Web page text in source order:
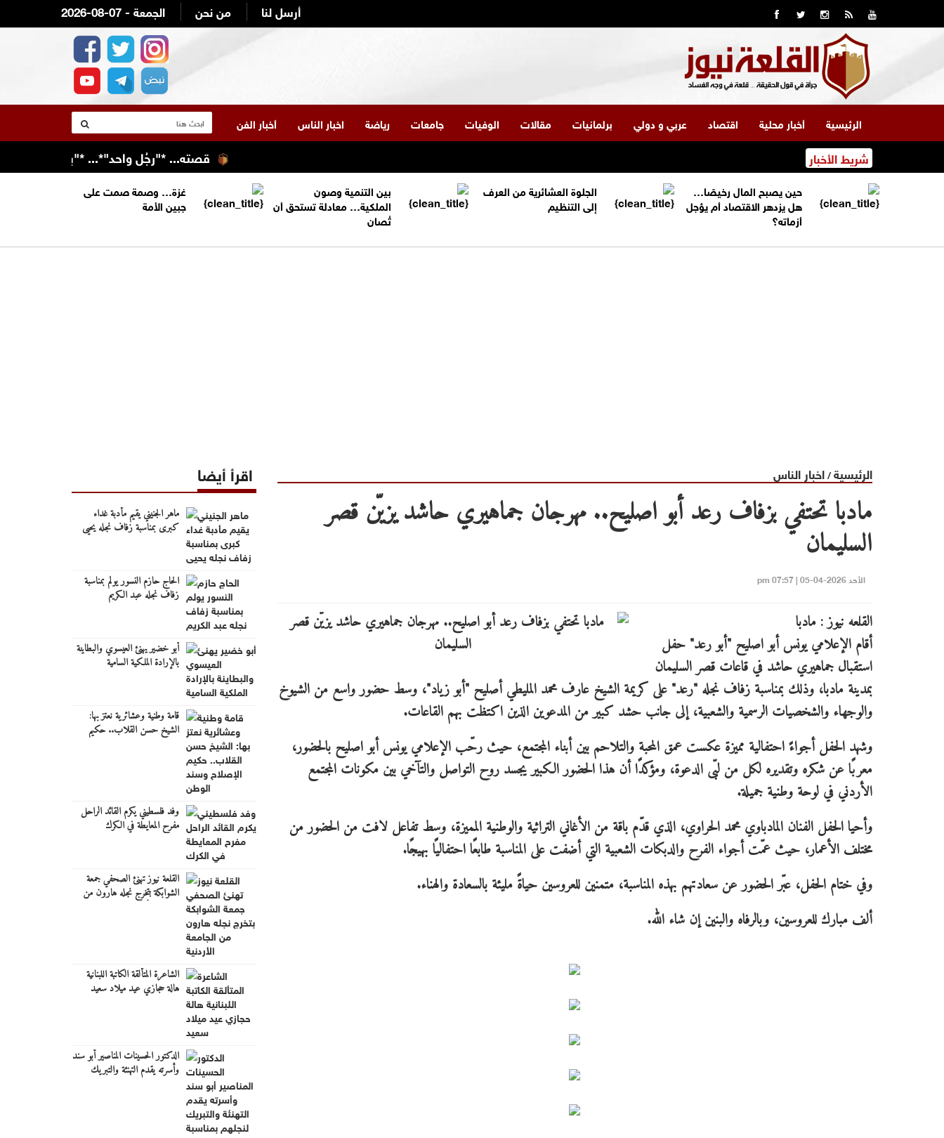
2026-08-07 - الجمعة من نحن أرسل لنا
الرئيسية أخبار محلية اقتصاد عربي و دولي برلمانيات مقالات الوفيات جامعات رياضة اخبار الناس أخبار الفن
شريط الأخبار قصته... *"رجُل واحد"*... *"بنى منظومة
حين يصبح المال رخيصًا…
هل يزدهر الاقتصاد أم يؤجل
أزماته؟
الجلوة العشائرية من العرف
إلى التنظيم
بين التنمية وصون
الملكية… معادلة تستحق أن
تُصان
غزة… وصمة صمت على
جبين الأمة
الرئيسية/اخبار الناس
مادبا تحتفي بزفاف رعد أبو اصليح.. مهرجان جماهيري حاشد يزيّن قصر
السليمان
الأحد 2026-04-05 | 07:57 pm
القلعه نيوز : مادبا
أقام الإعلامي يونس أبو اصليح "أبو رعد" حفل
استقبال جماهيري حاشد في قاعات قصر السليمان
بمدينة مادبا، وذلك بمناسبة زفاف نجله "رعد" على كريمة الشيخ عارف محمد المليطي أصليح "أبو زياد"، وسط حضور واسع من الشيوخ
والوجهاء والشخصيات الرسمية والشعبية، إلى جانب حشد كبير من المدعوين الذين اكتظت بهم القاعات.
وشهد الحفل أجواءً احتفالية مميزة عكست عمق المحبة والتلاحم بين أبناء المجتمع، حيث رحّب الإعلامي يونس أبو اصليح بالحضور،
معربًا عن شكره وتقديره لكل من لبّى الدعوة، ومؤكدًا أن هذا الحضور الكبير يجسد روح التواصل والتآخي بين مكونات المجتمع
الأردني في لوحة وطنية جميلة.
وأحيا الحفل الفنان المادباوي محمد الحراوي، الذي قدّم باقة من الأغاني التراثية والوطنية المميزة، وسط تفاعل لافت من الحضور من
مختلف الأعمار، حيث عمّت أجواء الفرح والدبكات الشعبية التي أضفت على المناسبة طابعًا احتفاليًا بهيجًا.
وفي ختام الحفل، عبّر الحضور عن سعادتهم بهذه المناسبة، متمنين للعروسين حياةً مليئة بالسعادة والهناء.
ألف مبارك للعروسين، وبالرفاه والبنين إن شاء الله.
اقرأ أيضا
ماهر الجنيني يقيم مأدبة غداء
كبرى بمناسبة زفاف نجله يحيى
الحاج حازم النسور يولم بمناسبة
زفاف نجله عبد الكريم
أبو خضير يهنئ العيسوي والبطاينة
بالإرادة الملكية السامية
قامة وطنية وعشائرية نعتز بها:
الشيخ حسن القلاب.. حكيم
وفد فلسطيني يكرم القائد الراحل
مفرح المعايطة في الكرك
القلعة نيوز تهنئ الصحفي جمعة
الشوابكة بتخرج نجله هارون من
الشاعرة المتألقة الكاتبة اللبنانية
هالة حجازي عيد ميلاد سعيد
الدكتور الحسينات المناصير أبو سند
وأسرته يقدم التهنئة والتبريك